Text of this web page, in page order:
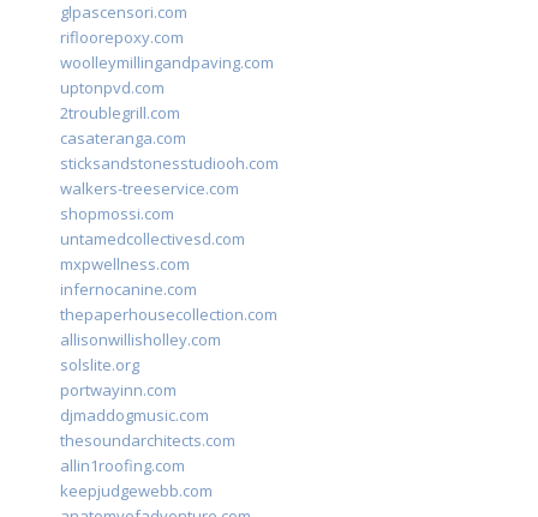
glpascensori.com
rifloorepoxy.com
woolleymillingandpaving.com
uptonpvd.com
2troublegrill.com
casateranga.com
sticksandstonesstudiooh.com
walkers-treeservice.com
shopmossi.com
untamedcollectivesd.com
mxpwellness.com
infernocanine.com
thepaperhousecollection.com
allisonwillisholley.com
solslite.org
portwayinn.com
djmaddogmusic.com
thesoundarchitects.com
allin1roofing.com
keepjudgewebb.com